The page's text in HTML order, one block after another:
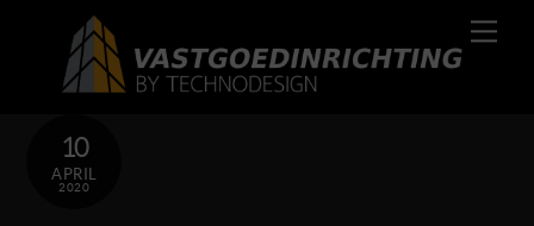
content
10
APRIL
2020